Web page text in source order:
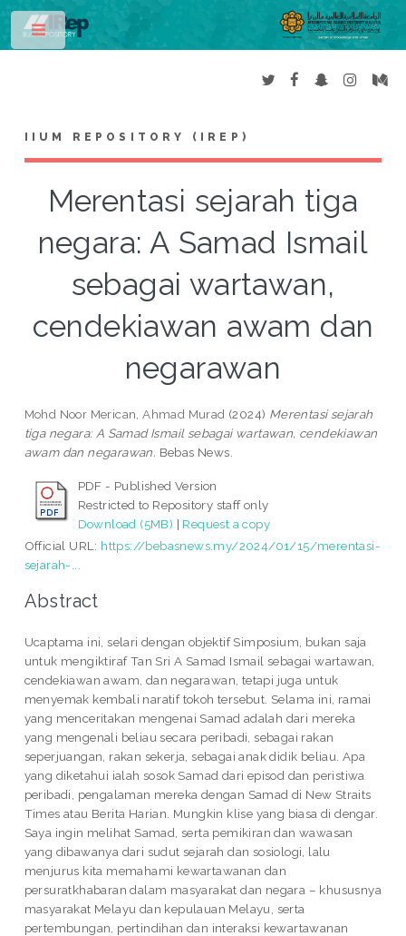
IIUM REPOSITORY (IREP)
Merentasi sejarah tiga
negara: A Samad Ismail
sebagai wartawan,
cendekiawan awam dan
negarawan
Mohd Noor Merican, Ahmad Murad (2024) Merentasi sejarah
tiga negara: A Samad Ismail sebagai wartawan, cendekiawan
awam dan negarawan. Bebas News.
PDF - Published Version
Restricted to Repository staff only
Download (5MB) | Request a copy
Official URL: https://bebasnews.my/2024/01/15/merentasi-
sejarah-...
Abstract
Ucaptama ini, selari dengan objektif Simposium, bukan saja
untuk mengiktiraf Tan Sri A Samad Ismail sebagai wartawan,
cendekiawan awam, dan negarawan, tetapi juga untuk
menyemak kembali naratif tokoh tersebut. Selama ini, ramai
yang menceritakan mengenai Samad adalah dari mereka
yang mengenali beliau secara peribadi, sebagai rakan
seperjuangan, rakan sekerja, sebagai anak didik beliau. Apa
yang diketahui ialah sosok Samad dari episod dan peristiwa
peribadi, pengalaman mereka dengan Samad di New Straits
Times atau Berita Harian. Mungkin klise yang biasa di dengar.
Saya ingin melihat Samad, serta pemikiran dan wawasan
yang dibawanya dari sudut sejarah dan sosiologi, lalu
menjurus kita memahami kewartawanan dan
persuratkhabaran dalam masyarakat dan negara – khususnya
masyarakat Melayu dan kepulauan Melayu, serta
pertembungan, pertindihan dan interaksi kewartawanan
Toggle